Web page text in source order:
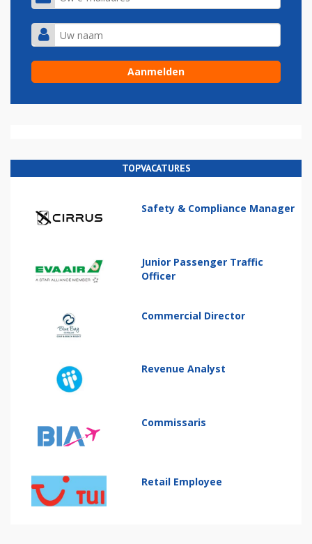
TOPVACATURES
Safety & Compliance Manager
Junior Passenger Traffic
Officer
Commercial Director
Revenue Analyst
Commissaris
Retail Employee